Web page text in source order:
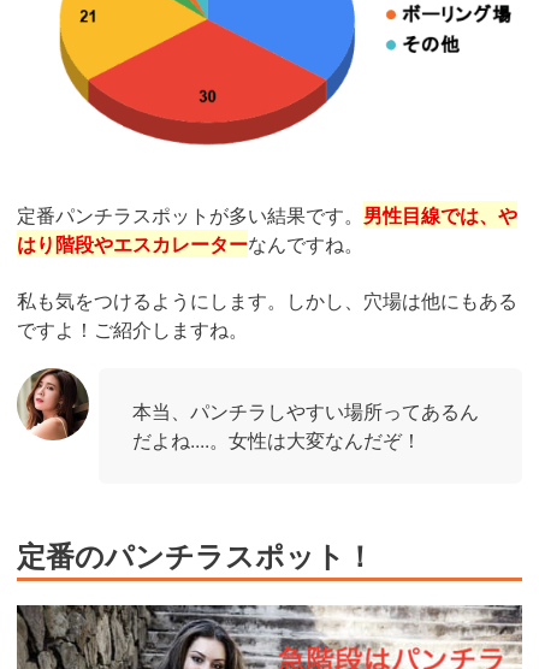
定番パンチラスポットが多い結果です。 男性目線では、や
はり階段やエスカレーターなんですね。
私も気をつけるようにします。しかし、穴場は他にもある
ですよ！ご紹介しますね。
本当、パンチラしやすい場所ってあるん
だよね....。女性は大変なんだぞ！
定番のパンチラスポット！